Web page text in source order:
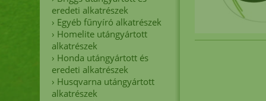
eredeti alkatrészek
› Egyéb fűnyíró alkatrészek
› Homelite utángyártott
alkatrészek
› Honda utángyártott és
eredeti alkatrészek
› Husqvarna utángyártott
alkatrészek